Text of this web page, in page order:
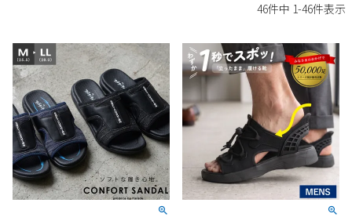
パンプス
スニーカー
ローファー
カジュアルシューズ
レインシューズ
スニーカー
ビジネス・ドレスシューズ
ローファー
すべての商品
サンダル
レインシューズ
スニーカー
スクール
すべての商品
レディース新入荷
メンズ新入荷
SALE
すべての商品
レディースSALE
バッグ
雑貨
46件中 1-46件表示